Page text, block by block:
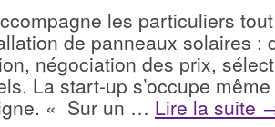
les particuliers
de panneaux solaires :
négociation des prix,
La start-up s’occupe
« Sur un … Lire la suite